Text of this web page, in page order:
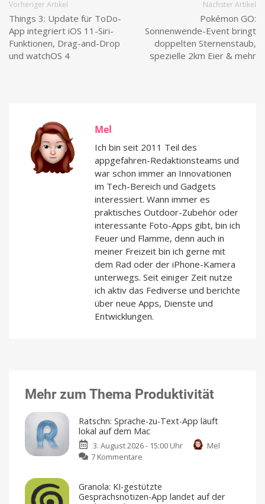
Vorheriger Artikel
Things 3: Update für ToDo-
App integriert iOS 11-Siri-
Funktionen, Drag-and-Drop
und watchOS 4
Nächster Artikel
Pokémon GO:
Sonnenwende-Event bringt
doppelten Sternenstaub,
spezielle 2km Eier & mehr
Mel
Ich bin seit 2011 Teil des
appgefahren-Redaktionsteams und
war schon immer an Innovationen
im Tech-Bereich und Gadgets
interessiert. Wann immer es
praktisches Outdoor-Zubehör oder
interessante Foto-Apps gibt, bin ich
Feuer und Flamme, denn auch in
meiner Freizeit bin ich gerne mit
dem Rad oder der iPhone-Kamera
unterwegs. Seit einiger Zeit nutze
ich aktiv das Fediverse und berichte
über neue Apps, Dienste und
Entwicklungen.
Mehr zum Thema Produktivität
Ratschn: Sprache-zu-Text-App läuft
lokal auf dem Mac
3. August 2026 - 15:00 Uhr
Mel
7 Kommentare
zu-
Text-
Granola: KI-gestützte
Gesprächsnotizen-App landet auf der